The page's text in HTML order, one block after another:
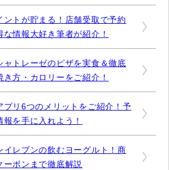
ントが貯まる！店舗受取で予約
情報大好き筆者が紹介！
ャトレーゼのピザを実食＆徹底
方・カロリーをご紹介！
プリ6つのメリットをご紹介！予
を手に入れよう！
イレブンの飲むヨーグルト！商
ーポンまで徹底解説